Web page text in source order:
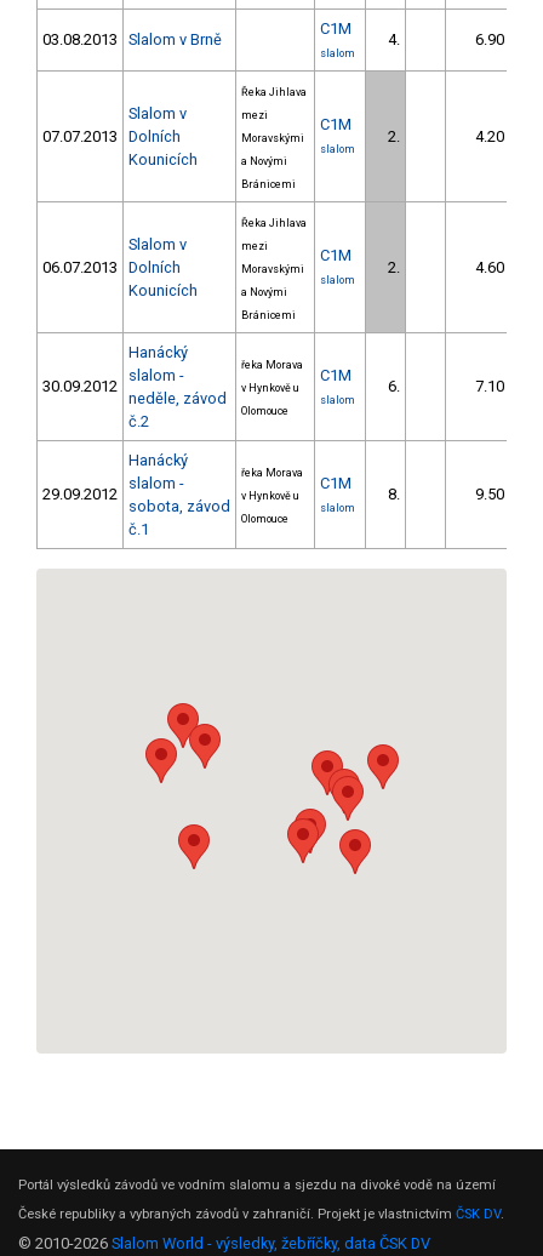
03.08.2013 Slalom v Brně
C1M
slalom
4. 6.90
07.07.2013
Slalom v
Dolních
Kounicích
Řeka Jihlava
mezi
Moravskými
a Novými
Bránicemi
C1M
slalom
2. 4.20
06.07.2013
Slalom v
Dolních
Kounicích
Řeka Jihlava
mezi
Moravskými
a Novými
Bránicemi
C1M
slalom
2. 4.60
30.09.2012
Hanácký
slalom -
neděle, závod
č.2
řeka Morava
v Hynkově u
Olomouce
C1M
slalom
6. 7.10
29.09.2012
Hanácký
slalom -
sobota, závod
č.1
řeka Morava
v Hynkově u
Olomouce
C1M
slalom
8. 9.50
Portál výsledků závodů ve vodním slalomu a sjezdu na divoké vodě na území
České republiky a vybraných závodů v zahraničí. Projekt je vlastnictvím ČSK DV.
© 2010-2026 Slalom World - výsledky, žebříčky, data ČSK DV